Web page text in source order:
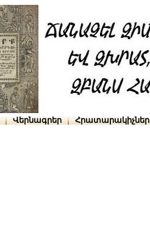
Վերնագրեր Հրատարակիչներ